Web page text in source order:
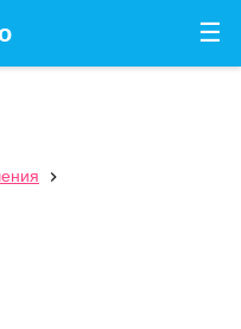
☰
